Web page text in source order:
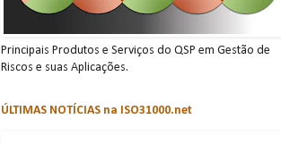
Principais Produtos e Serviços do QSP em Gestão de
Riscos e suas Aplicações.
ÚLTIMAS NOTÍCIAS na ISO31000.net